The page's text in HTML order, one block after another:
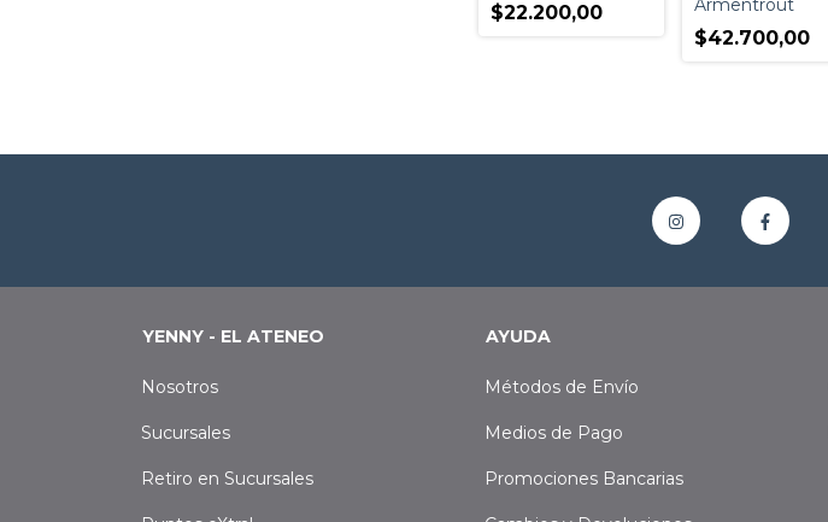
$22.200,00
$42.700,00
YENNY - EL ATENEO
Nosotros
Sucursales
Retiro en Sucursales
AYUDA
Métodos de Envío
Medios de Pago
Promociones Bancarias